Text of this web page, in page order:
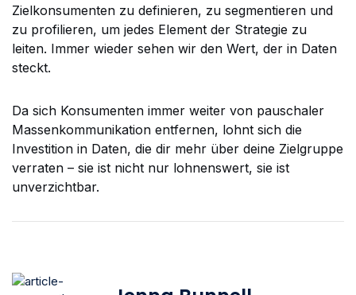
Zielkonsumenten zu definieren, zu segmentieren und
zu profilieren, um jedes Element der Strategie zu
leiten. Immer wieder sehen wir den Wert, der in Daten
steckt.
Da sich Konsumenten immer weiter von pauschaler
Massenkommunikation entfernen, lohnt sich die
Investition in Daten, die dir mehr über deine Zielgruppe
verraten – sie ist nicht nur lohnenswert, sie ist
unverzichtbar.